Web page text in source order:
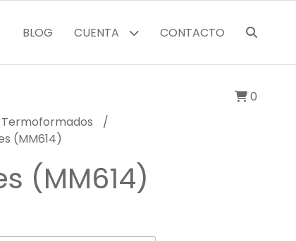
BLOG CUENTA CONTACTO
0
Termoformados
(MM614)
(MM614)